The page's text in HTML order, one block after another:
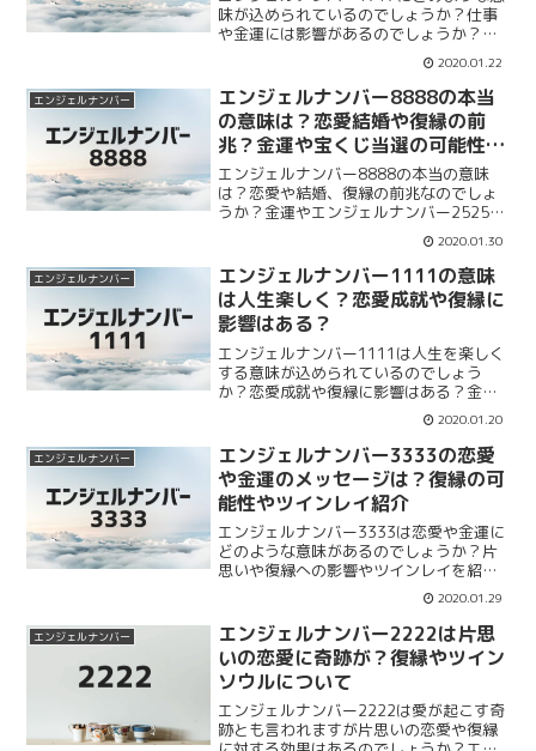
味が込められているのでしょうか？仕事
や金運には影響があるのでしょうか？恋
愛成就や復縁にも効果があるのかも合わ
せてまとめていきます。エンジェルナン
バー1717の仕事、金運、恋愛成就、復
縁、ツインレイをまとめて紹介します。
2020.01.22
エンジェルナンバー
エンジェルナンバー8888の本当
の意味は？恋愛結婚や復縁の前
兆？金運や宝くじ当選の可能性
も？
エンジェルナンバー8888の本当の意味
は？恋愛や結婚、復縁の前兆なのでしょ
うか？金運やエンジェルナンバー2525と
の関係性は？エンジェルナンバー8888の
本当の意味や恋愛、結婚、復縁、金運の
意味についてまとめて紹介します。ツイ
ンレイ、ツインソウルも紹介します。
2020.01.30
エンジェルナンバー
エンジェルナンバー1111の意味
は人生楽しく？恋愛成就や復縁に
影響はある？
エンジェルナンバー1111は人生を楽しく
する意味が込められているのでしょう
か？恋愛成就や復縁に影響はある？金運
やツインレイ、ツインソウルも紹介。人
生を楽しむ意味が込められているのか、
そして気になる恋愛成就や復縁、金運に
関しても合わせて紹介していきたいと思
います。
2020.01.20
エンジェルナンバー
エンジェルナンバー3333の恋愛
や金運のメッセージは？復縁の可
能性やツインレイ紹介
エンジェルナンバー3333は恋愛や金運に
どのような意味があるのでしょうか？片
思いや復縁への影響やツインレイを紹介
していきます。エンジェルナンバー3333
の恋愛のメッセージは片思いや復縁した
い相手と恋に落ちるという意味なのか？
金運、ツインレイもまとめていきます。
2020.01.29
エンジェルナンバー
エンジェルナンバー2222は片思
いの恋愛に奇跡が？復縁やツイン
ソウルについて
エンジェルナンバー2222は愛が起こす奇
跡とも言われますが片思いの恋愛や復縁